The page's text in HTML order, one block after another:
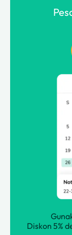
Diskon 5%